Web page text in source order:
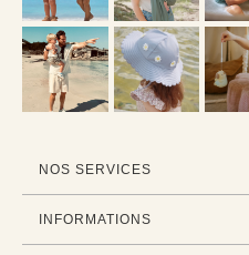
NOS SERVICES
INFORMATIONS